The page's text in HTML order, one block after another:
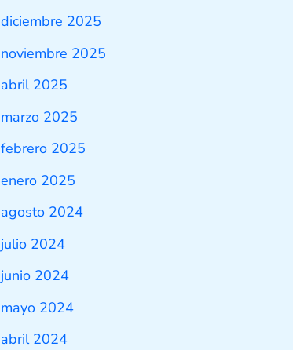
diciembre 2025
noviembre 2025
abril 2025
marzo 2025
febrero 2025
enero 2025
agosto 2024
julio 2024
junio 2024
mayo 2024
abril 2024